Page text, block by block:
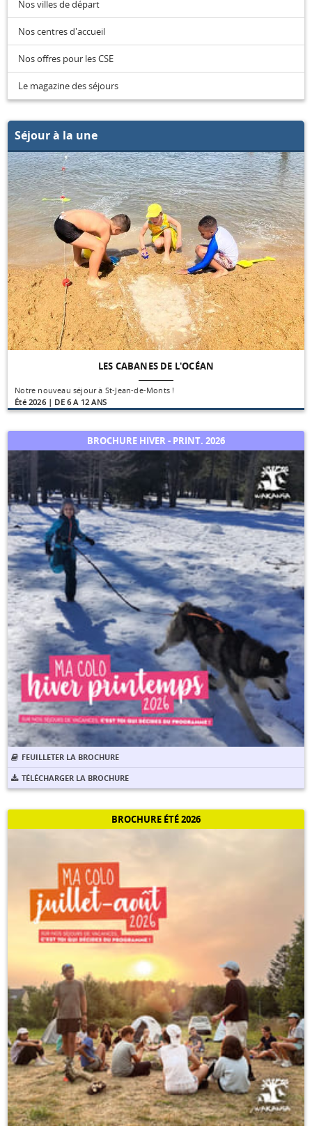
Nos villes de départ
Nos centres d'accueil
Nos offres pour les CSE
Le magazine des séjours
Séjour à la une
LES CABANES DE L'OCÉAN
Notre nouveau séjour à St-Jean-de-Monts !
Été 2026 | DE 6 A 12 ANS
BROCHURE HIVER - PRINT. 2026
FEUILLETER LA BROCHURE
TÉLÉCHARGER LA BROCHURE
BROCHURE ÉTÉ 2026